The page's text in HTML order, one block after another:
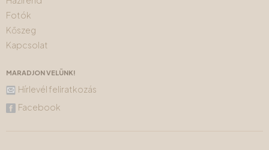
Fotók
Kőszeg
Kapcsolat
MARADJON VELÜNK!
Hírlevél feliratkozás
Facebook